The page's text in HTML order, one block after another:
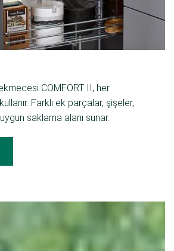
COMFORT II, her
Farklı ek parçalar, şişeler,
saklama alanı sunar.